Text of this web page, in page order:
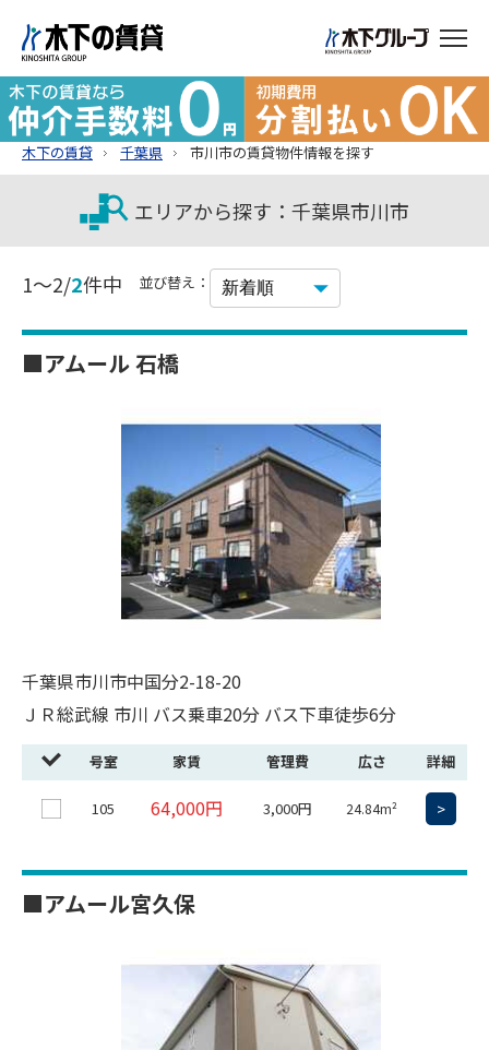
木下の賃貸 千葉県 市川市の賃貸物件情報を探す
エリアから探す：千葉県市川市
1～2/2件中 並び替え：
■アムール 石橋
千葉県市川市中国分2-18-20
ＪＲ総武線 市川 バス乗車20分 バス下車徒歩6分
号室 家賃 管理費 広さ 詳細
105 64,000円 3,000円 24.84m² >
■アムール宮久保